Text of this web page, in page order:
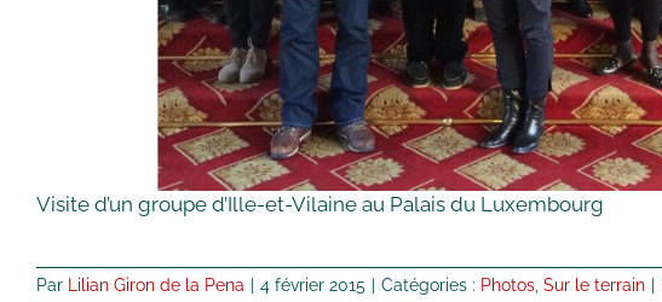
Visite d’un groupe d’Ille-et-Vilaine au Palais du Luxembourg
Par Lilian Giron de la Pena 4 février 2015 Catégories : Photos Sur le terrain